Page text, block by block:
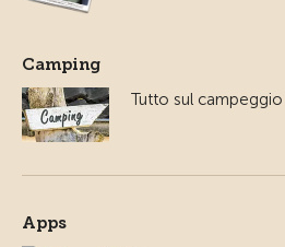
Camping
Tutto sul campeggio
Apps